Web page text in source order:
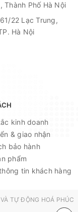
Thành Phố Hà Nội
22 Lạc Trung,
Hà Nội
kinh doanh
& giao nhận
bảo hành
phẩm
tin khách hàng
TỰ ĐỘNG HOÁ PHÚC